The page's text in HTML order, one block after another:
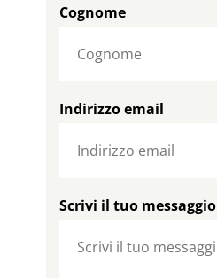
Cognome
Indirizzo email
Scrivi il tuo messaggio